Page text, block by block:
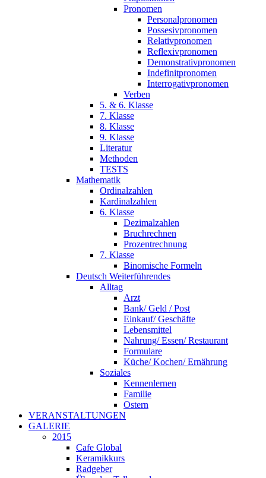
Pronomen
Personalpronomen
Possesivpronomen
Relativpronomen
Reflexivpronomen
Demonstrativpronomen
Indefinitpronomen
Interrogativpronomen
Verben
5. & 6. Klasse
7. Klasse
8. Klasse
9. Klasse
Literatur
Methoden
TESTS
Mathematik
Ordinalzahlen
Kardinalzahlen
6. Klasse
Dezimalzahlen
Bruchrechnen
Prozentrechnung
7. Klasse
Binomische Formeln
Deutsch Weiterführendes
Alltag
Arzt
Bank/ Geld / Post
Einkauf/ Geschäfte
Lebensmittel
Nahrung/ Essen/ Restaurant
Formulare
Küche/ Kochen/ Ernährung
Soziales
Kennenlernen
Familie
Ostern
VERANSTALTUNGEN
GALERIE
2015
Cafe Global
Keramikkurs
Radgeber